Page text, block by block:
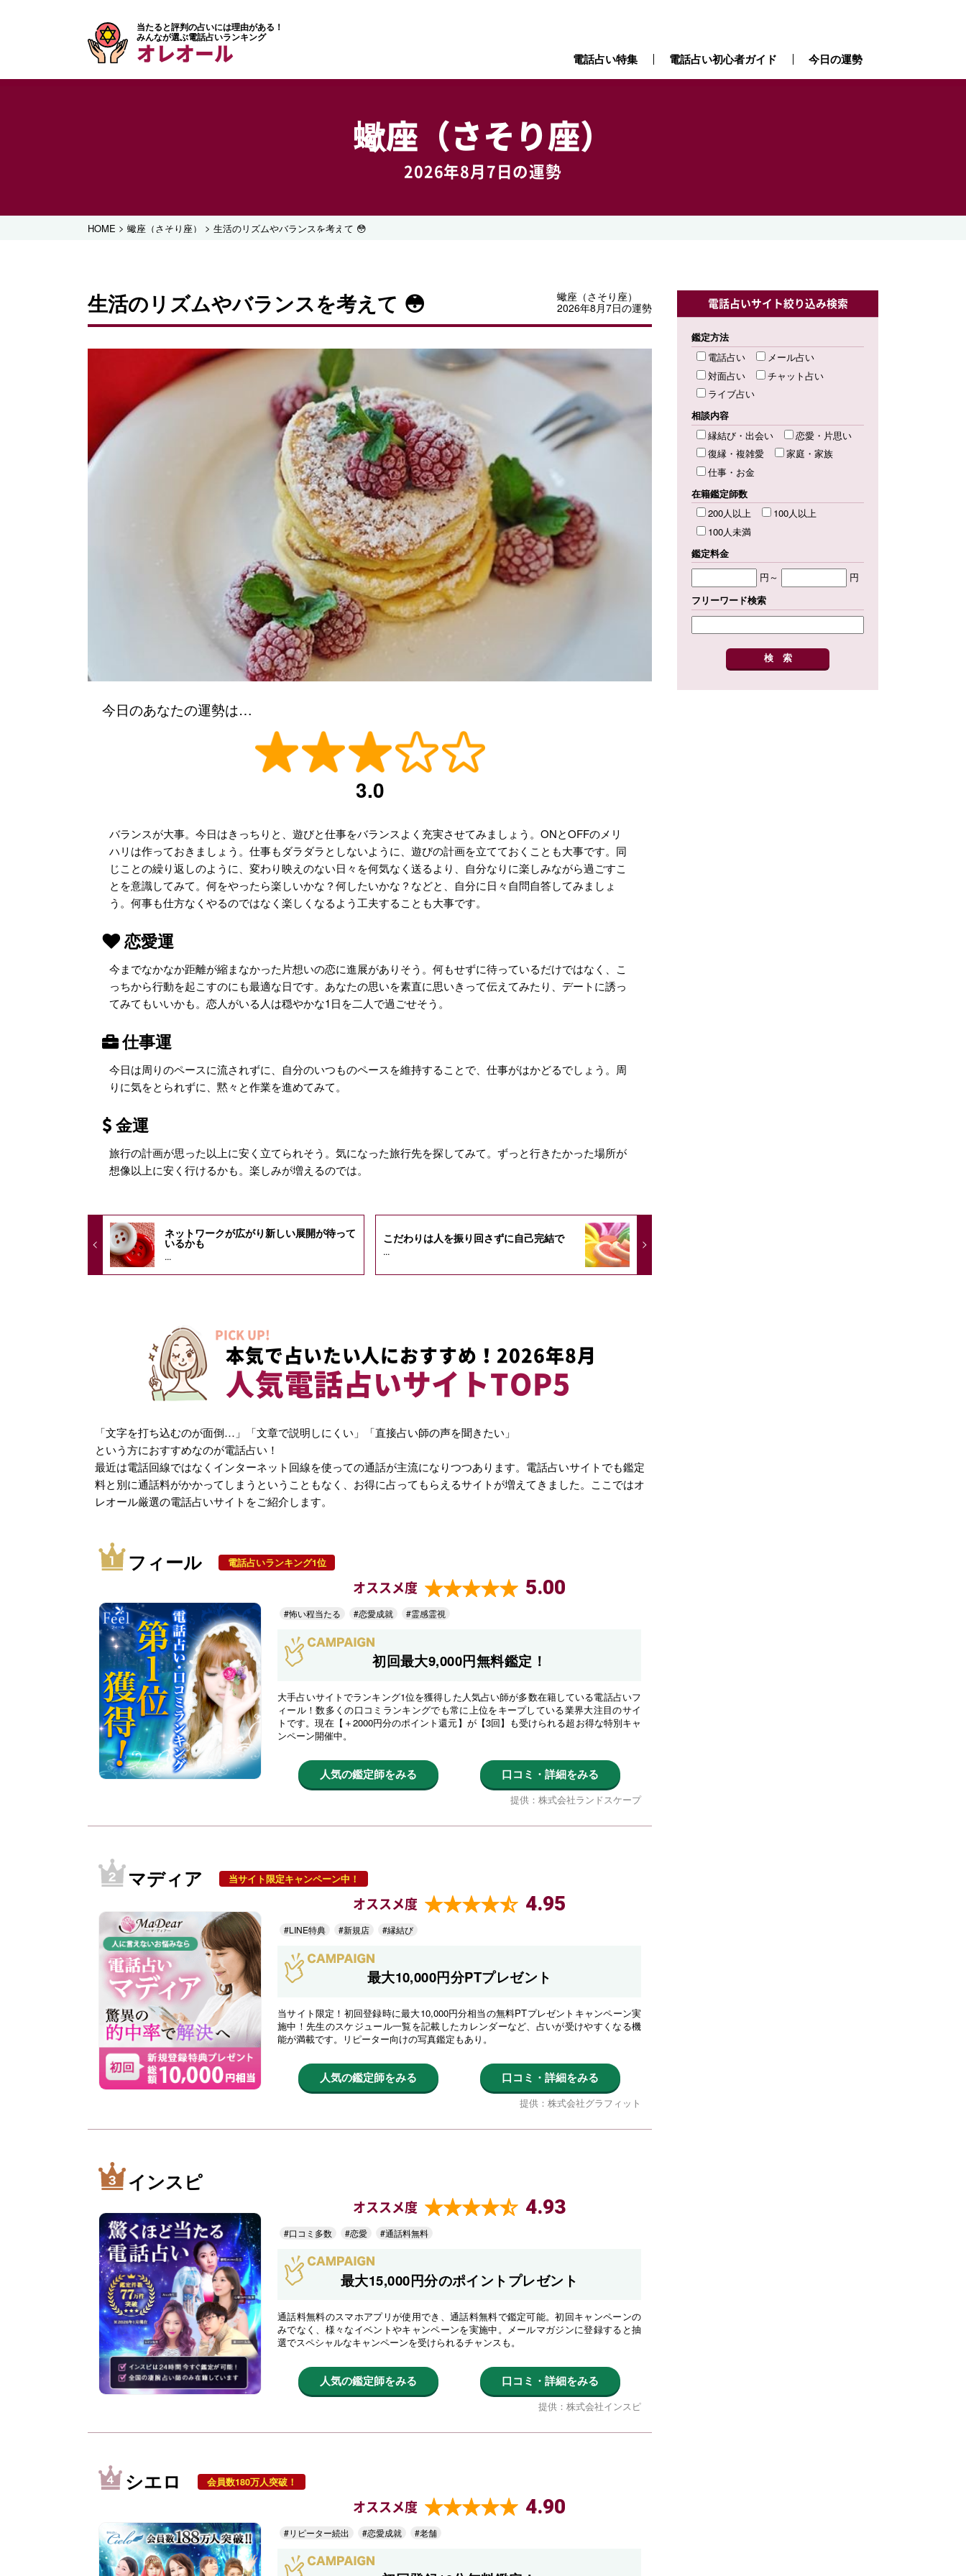
当たると評判の占いには理由がある！
みんなが選ぶ電話占いランキング
オレオール 電話占い特集 電話占い初心者ガイド 今日の運勢
蠍座（さそり座）
2026年8月7日の運勢
HOME > 蠍座（さそり座） > 生活のリズムやバランスを考えて 😳
生活のリズムやバランスを考えて 😳
蠍座（さそり座）
2026年8月7日の運勢
今日のあなたの運勢は…
3.0
バランスが大事。今日はきっちりと、遊びと仕事をバランスよく充実させてみましょう。ONとOFFのメリ
ハリは作っておきましょう。仕事もダラダラとしないように、遊びの計画を立てておくことも大事です。同
じことの繰り返しのように、変わり映えのない日々を何気なく送るより、自分なりに楽しみながら過ごすこ
とを意識してみて。何をやったら楽しいかな？何したいかな？などと、自分に日々自問自答してみましょ
う。何事も仕方なくやるのではなく楽しくなるよう工夫することも大事です。
恋愛運
今までなかなか距離が縮まなかった片想いの恋に進展がありそう。何もせずに待っているだけではなく、こ
っちから行動を起こすのにも最適な日です。あなたの思いを素直に思いきって伝えてみたり、デートに誘っ
てみてもいいかも。恋人がいる人は穏やかな1日を二人で過ごせそう。
仕事運
今日は周りのペースに流されずに、自分のいつものペースを維持することで、仕事がはかどるでしょう。周
りに気をとられずに、黙々と作業を進めてみて。
金運
旅行の計画が思った以上に安く立てられそう。気になった旅行先を探してみて。ずっと行きたかった場所が
想像以上に安く行けるかも。楽しみが増えるのでは。
ネットワークが広がり新しい展開が待って
いるかも
...
こだわりは人を振り回さずに自己完結で
...
PICK UP!
本気で占いたい人におすすめ！2026年8月
人気電話占いサイトTOP5
「文字を打ち込むのが面倒…」「文章で説明しにくい」「直接占い師の声を聞きたい」
という方におすすめなのが電話占い！
最近は電話回線ではなくインターネット回線を使っての通話が主流になりつつあります。電話占いサイトでも鑑定
料と別に通話料がかかってしまうということもなく、お得に占ってもらえるサイトが増えてきました。ここではオ
レオール厳選の電話占いサイトをご紹介します。
フィール 電話占いランキング1位
オススメ度 5.00
#怖い程当たる #恋愛成就 #霊感霊視
初回最大9,000円無料鑑定！
大手占いサイトでランキング1位を獲得した人気占い師が多数在籍している電話占いフ
ィール！数多くの口コミランキングでも常に上位をキープしている業界大注目のサイ
トです。現在【＋2000円分のポイント還元】が【3回】も受けられる超お得な特別キャ
ンペーン開催中。
人気の鑑定師をみる 口コミ・詳細をみる
提供：株式会社ランドスケープ
マディア 当サイト限定キャンペーン中！
オススメ度 4.95
#LINE特典 #新規店 #縁結び
最大10,000円分PTプレゼント
当サイト限定！初回登録時に最大10,000円分相当の無料PTプレゼントキャンペーン実
施中！先生のスケジュール一覧を記載したカレンダーなど、占いが受けやすくなる機
能が満載です。リピーター向けの写真鑑定もあり。
人気の鑑定師をみる 口コミ・詳細をみる
提供：株式会社グラフィット
インスピ
オススメ度 4.93
#口コミ多数 #恋愛 #通話料無料
最大15,000円分のポイントプレゼント
通話料無料のスマホアプリが使用でき、通話料無料で鑑定可能。初回キャンペーンの
みでなく、様々なイベントやキャンペーンを実施中。メールマガジンに登録すると抽
選でスペシャルなキャンペーンを受けられるチャンスも。
人気の鑑定師をみる 口コミ・詳細をみる
提供：株式会社インスピ
シエロ 会員数180万人突破！
オススメ度 4.90
#リピーター続出 #恋愛成就 #老舗
電話占いサイト絞り込み検索
鑑定方法
電話占い
メール占い
対面占い
チャット占い
ライブ占い
相談内容
縁結び・出会い
恋愛・片思い
復縁・複雑愛
家庭・家族
仕事・お金
在籍鑑定師数
200人以上
100人以上
100人未満
鑑定料金
円～
円
フリーワード検索